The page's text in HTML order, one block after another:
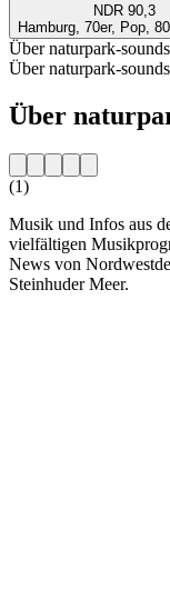
NDR 90,3
Hamburg, 70er, Pop,
Über naturpark-sounds
Über naturpark-sounds
Über
(1)
Musik und Infos aus
vielfältigen
News von
Steinhuder Meer.